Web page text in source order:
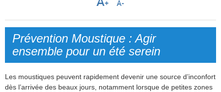
Prévention Moustique : Agir
ensemble pour un été serein
Les moustiques peuvent rapidement devenir une source d’inconfort
dès l’arrivée des beaux jours, notamment lorsque de petites zones